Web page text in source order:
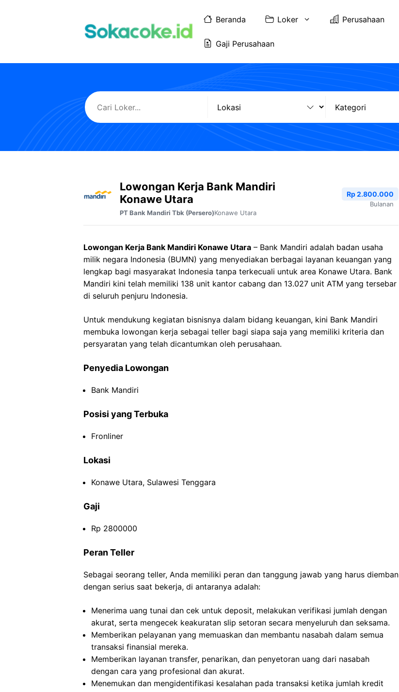
Beranda Loker Perusahaan
Gaji Perusahaan
Lowongan Kerja Bank Mandiri
Konawe Utara
PT Bank Mandiri Tbk (Persero)Konawe Utara
Rp 2.800.000
Bulanan
Lowongan Kerja Bank Mandiri Konawe Utara – Bank Mandiri adalah badan usaha
milik negara Indonesia (BUMN) yang menyediakan berbagai layanan keuangan yang
lengkap bagi masyarakat Indonesia tanpa terkecuali untuk area Konawe Utara. Bank
Mandiri kini telah memiliki 138 unit kantor cabang dan 13.027 unit ATM yang tersebar
di seluruh penjuru Indonesia.
Untuk mendukung kegiatan bisnisnya dalam bidang keuangan, kini Bank Mandiri
membuka lowongan kerja sebagai teller bagi siapa saja yang memiliki kriteria dan
persyaratan yang telah dicantumkan oleh perusahaan.
Penyedia Lowongan
Bank Mandiri
Posisi yang Terbuka
Fronliner
Lokasi
Konawe Utara, Sulawesi Tenggara
Gaji
Rp 2800000
Peran Teller
Sebagai seorang teller, Anda memiliki peran dan tanggung jawab yang harus diemban
dengan serius saat bekerja, di antaranya adalah:
Menerima uang tunai dan cek untuk deposit, melakukan verifikasi jumlah dengan
akurat, serta mengecek keakuratan slip setoran secara menyeluruh dan seksama.
Memberikan pelayanan yang memuaskan dan membantu nasabah dalam semua
transaksi finansial mereka.
Memberikan layanan transfer, penarikan, dan penyetoran uang dari nasabah
dengan cara yang profesional dan akurat.
Menemukan dan mengidentifikasi kesalahan pada transaksi ketika jumlah kredit